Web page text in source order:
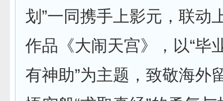
划”一同携手上影元，联动
作品《大闹天宫》，以“毕
有神助”为主题，致敬海外